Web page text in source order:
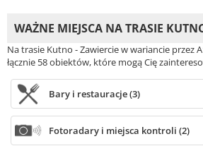
WAŻNE MIEJSCA NA TRASIE
Na trasie Kutno - Zawiercie w wariancie przez
łącznie 58 obiektów, które mogą Cię
Bary i restauracje (3)
Fotoradary i miejsca kontroli (2)